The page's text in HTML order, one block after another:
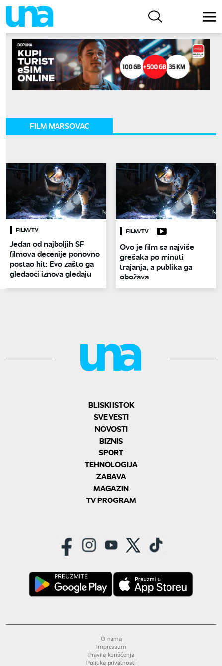
FILM MARSOVAC
FILM/TV
Jedan od najboljih SF
filmova decenije ponovno
postao hit: Evo zašto ga
gledaoci iznova gledaju
FILM/TV
Ovo je film sa najviše
grešaka po minuti
trajanja, a publika ga
obožava
BLISKI ISTOK
SVE VESTI
NOVOSTI
BIZNIS
SPORT
TEHNOLOGIJA
ZABAVA
MAGAZIN
TV PROGRAM
O nama
Impressum
Pravila korišćenja
Politika privatnosti